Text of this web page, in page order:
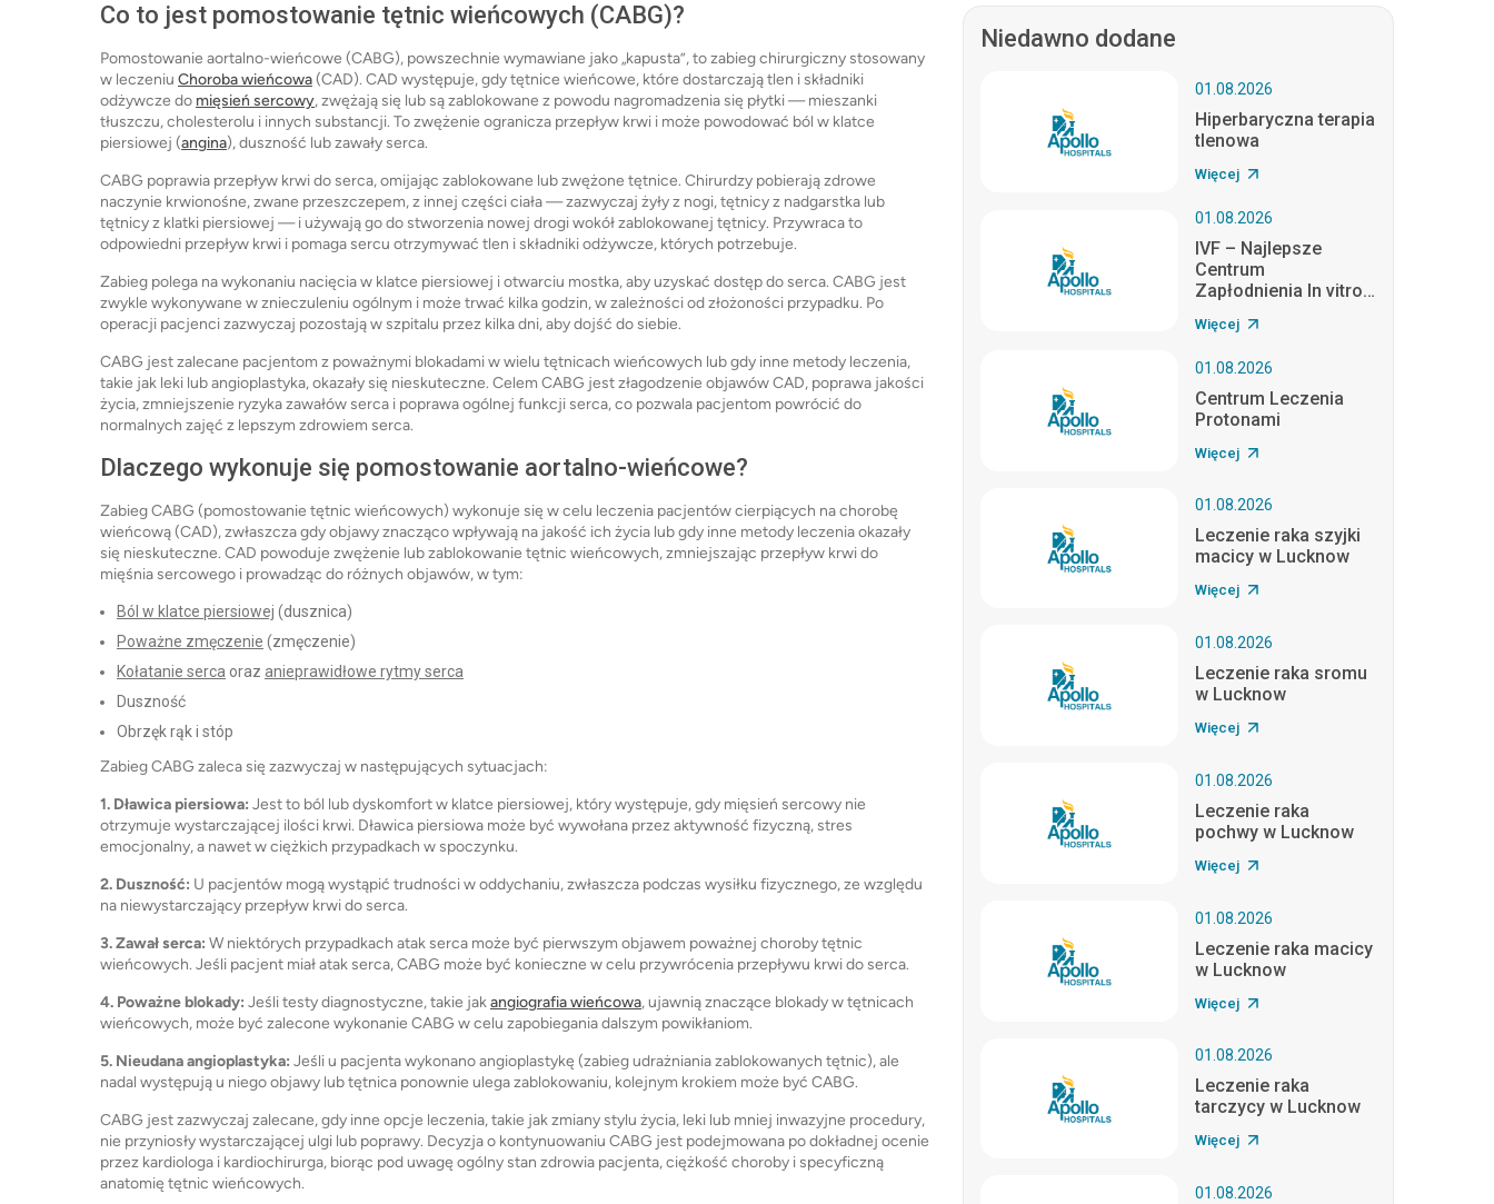
Co to jest pomostowanie tętnic wieńcowych (CABG)?
Pomostowanie aortalno-wieńcowe (CABG), powszechnie wymawiane jako „kapusta”, to zabieg chirurgiczny stosowany
w leczeniu Choroba wieńcowa(CAD). CAD występuje, gdy tętnice wieńcowe, które dostarczają tlen i składniki
odżywcze do mięsień sercowy, zwężają się lub są zablokowane z powodu nagromadzenia się płytki — mieszanki
tłuszczu, cholesterolu i innych substancji. To zwężenie ogranicza przepływ krwi i może powodować ból w klatce
piersiowej (angina), duszność lub zawały serca.
CABG poprawia przepływ krwi do serca, omijając zablokowane lub zwężone tętnice. Chirurdzy pobierają zdrowe
naczynie krwionośne, zwane przeszczepem, z innej części ciała — zazwyczaj żyły z nogi, tętnicy z nadgarstka lub
tętnicy z klatki piersiowej — i używają go do stworzenia nowej drogi wokół zablokowanej tętnicy. Przywraca to
odpowiedni przepływ krwi i pomaga sercu otrzymywać tlen i składniki odżywcze, których potrzebuje.
Zabieg polega na wykonaniu nacięcia w klatce piersiowej i otwarciu mostka, aby uzyskać dostęp do serca. CABG jest
zwykle wykonywane w znieczuleniu ogólnym i może trwać kilka godzin, w zależności od złożoności przypadku. Po
operacji pacjenci zazwyczaj pozostają w szpitalu przez kilka dni, aby dojść do siebie.
CABG jest zalecane pacjentom z poważnymi blokadami w wielu tętnicach wieńcowych lub gdy inne metody leczenia,
takie jak leki lub angioplastyka, okazały się nieskuteczne. Celem CABG jest złagodzenie objawów CAD, poprawa jakości
życia, zmniejszenie ryzyka zawałów serca i poprawa ogólnej funkcji serca, co pozwala pacjentom powrócić do
normalnych zajęć z lepszym zdrowiem serca.
Dlaczego wykonuje się pomostowanie aortalno-wieńcowe?
Zabieg CABG (pomostowanie tętnic wieńcowych) wykonuje się w celu leczenia pacjentów cierpiących na chorobę
wieńcową (CAD), zwłaszcza gdy objawy znacząco wpływają na jakość ich życia lub gdy inne metody leczenia okazały
się nieskuteczne. CAD powoduje zwężenie lub zablokowanie tętnic wieńcowych, zmniejszając przepływ krwi do
mięśnia sercowego i prowadząc do różnych objawów, w tym:
Ból w klatce piersiowej (dusznica)
Poważne zmęczenie (zmęczenie)
Kołatanie serca oraz anieprawidłowe rytmy serca
Duszność
Obrzęk rąk i stóp
Zabieg CABG zaleca się zazwyczaj w następujących sytuacjach:
1. Dławica piersiowa: Jest to ból lub dyskomfort w klatce piersiowej, który występuje, gdy mięsień sercowy nie
otrzymuje wystarczającej ilości krwi. Dławica piersiowa może być wywołana przez aktywność fizyczną, stres
emocjonalny, a nawet w ciężkich przypadkach w spoczynku.
2. Duszność: U pacjentów mogą wystąpić trudności w oddychaniu, zwłaszcza podczas wysiłku fizycznego, ze względu
na niewystarczający przepływ krwi do serca.
3. Zawał serca: W niektórych przypadkach atak serca może być pierwszym objawem poważnej choroby tętnic
wieńcowych. Jeśli pacjent miał atak serca, CABG może być konieczne w celu przywrócenia przepływu krwi do serca.
4. Poważne blokady: Jeśli testy diagnostyczne, takie jakangiografia wieńcowa, ujawnią znaczące blokady w tętnicach
wieńcowych, może być zalecone wykonanie CABG w celu zapobiegania dalszym powikłaniom.
5. Nieudana angioplastyka: Jeśli u pacjenta wykonano angioplastykę (zabieg udrażniania zablokowanych tętnic), ale
nadal występują u niego objawy lub tętnica ponownie ulega zablokowaniu, kolejnym krokiem może być CABG.
CABG jest zazwyczaj zalecane, gdy inne opcje leczenia, takie jak zmiany stylu życia, leki lub mniej inwazyjne procedury,
nie przyniosły wystarczającej ulgi lub poprawy. Decyzja o kontynuowaniu CABG jest podejmowana po dokładnej ocenie
przez kardiologa i kardiochirurga, biorąc pod uwagę ogólny stan zdrowia pacjenta, ciężkość choroby i specyficzną
anatomię tętnic wieńcowych.
Niedawno dodane
01.08.2026
Hiperbaryczna terapia
tlenowa
Więcej
01.08.2026
IVF – Najlepsze
Centrum
Zapłodnienia In vitro
Więcej
01.08.2026
Centrum Leczenia
Protonami
Więcej
01.08.2026
Leczenie raka szyjki
macicy w Lucknow
Więcej
01.08.2026
Leczenie raka sromu
w Lucknow
Więcej
01.08.2026
Leczenie raka
pochwy w Lucknow
Więcej
01.08.2026
Leczenie raka macicy
w Lucknow
Więcej
01.08.2026
Leczenie raka
tarczycy w Lucknow
Więcej
01.08.2026